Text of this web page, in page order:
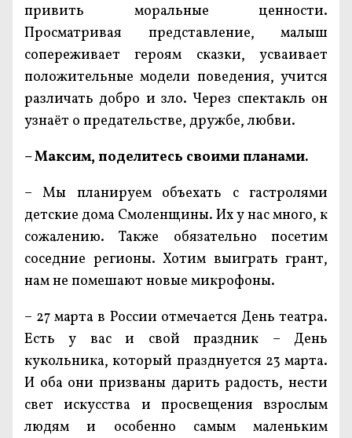
привить моральные ценности.
Просматривая представление, малыш
сопереживает героям сказки, усваивает
положительные модели поведения, учится
различать добро и зло. Через спектакль он
узнаёт о предательстве, дружбе, любви.
– Максим, поделитесь своими планами.
– Мы планируем объехать с гастролями
детские дома Смоленщины. Их у нас много, к
сожалению. Также обязательно посетим
соседние регионы. Хотим выиграть грант,
нам не помешают новые микрофоны.
– 27 марта в России отмечается День театра.
Есть у вас и свой праздник – День
кукольника, который празднуется 23 марта.
И оба они призваны дарить радость, нести
свет искусства и просвещения взрослым
людям и особенно самым маленьким